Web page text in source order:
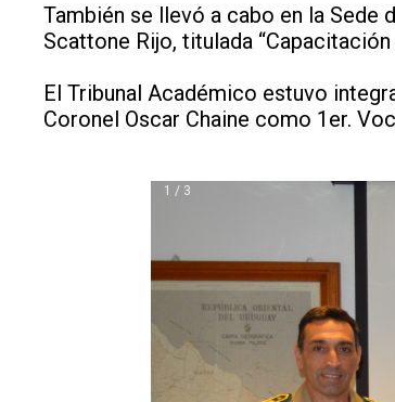
También se llevó a cabo en la
Scattone Rijo, titulada
El Tribunal Académico estuvo
Coronel Oscar Chaine como 1er.
1 / 3